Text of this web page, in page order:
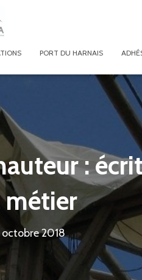
PORT DU HARNAIS
:
2018